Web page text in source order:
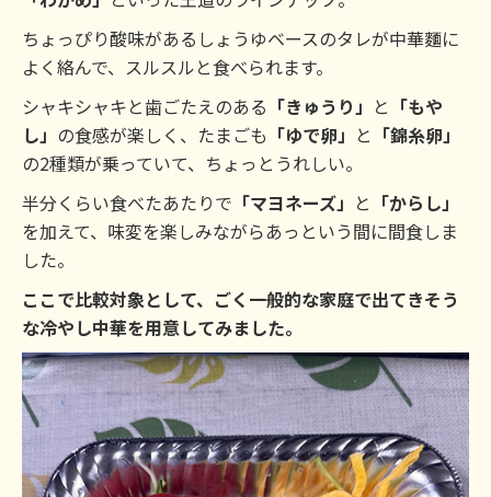
ちょっぴり酸味があるしょうゆベースのタレが中華麵に
よく絡んで、スルスルと食べられます。
シャキシャキと歯ごたえのある 「きゅうり」 と 「もや
し」 の食感が楽しく、たまごも 「ゆで卵」 と 「錦糸卵」
の2種類が乗っていて、ちょっとうれしい。
半分くらい食べたあたりで 「マヨネーズ」 と 「からし」
を加えて、味変を楽しみながらあっという間に間食しま
した。
ここで比較対象として、ごく一般的な家庭で出てきそう
な冷やし中華を用意してみました。